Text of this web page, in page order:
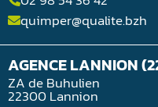
quimper@qualite.bzh
AGENCE LANNION
ZA de Buhulien
22300 Lannion